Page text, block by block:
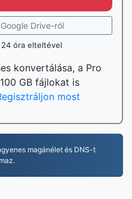
Drive-ról
óra elteltével
konvertálása, a Pro
GB fájlokat is
most
magánélet és DNS-t